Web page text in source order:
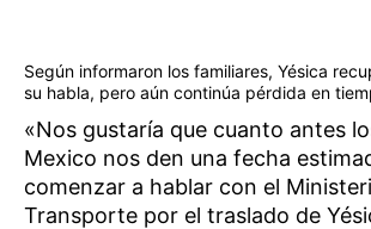
Según informaron los familiares, Yésica
su habla, pero aún continúa pérdida en
«Nos gustaría que cuanto antes
Mexico nos den una fecha
comenzar a hablar con el
Transporte por el traslado de